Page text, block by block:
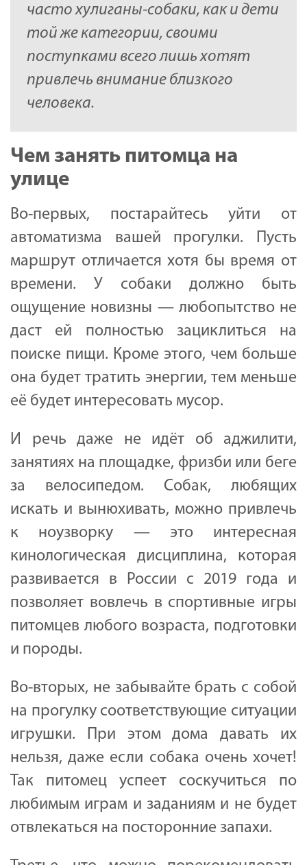
часто хулиганы-собаки, как и дети
той же категории, своими
поступками всего лишь хотят
привлечь внимание близкого
человека.
Чем занять питомца на
улице
Во-первых, постарайтесь уйти от
автоматизма вашей прогулки. Пусть
маршрут отличается хотя бы время от
времени. У собаки должно быть
ощущение новизны — любопытство не
даст ей полностью зациклиться на
поиске пищи. Кроме этого, чем больше
она будет тратить энергии, тем меньше
её будет интересовать мусор.
И речь даже не идёт об аджилити,
занятиях на площадке, фризби или беге
за велосипедом. Собак, любящих
искать и вынюхивать, можно привлечь
к ноузворку — это интересная
кинологическая дисциплина, которая
развивается в России с 2019 года и
позволяет вовлечь в спортивные игры
питомцев любого возраста, подготовки
и породы.
Во-вторых, не забывайте брать с собой
на прогулку соответствующие ситуации
игрушки. При этом дома давать их
нельзя, даже если собака очень хочет!
Так питомец успеет соскучиться по
любимым играм и заданиям и не будет
отвлекаться на посторонние запахи.